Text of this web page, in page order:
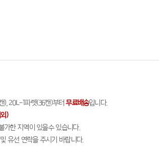
), 20L-1파렛(36캔)부터무료배송입니다.
)
한 지역이 있을수 있습니다.
유선 연락을 주시기 바랍니다.